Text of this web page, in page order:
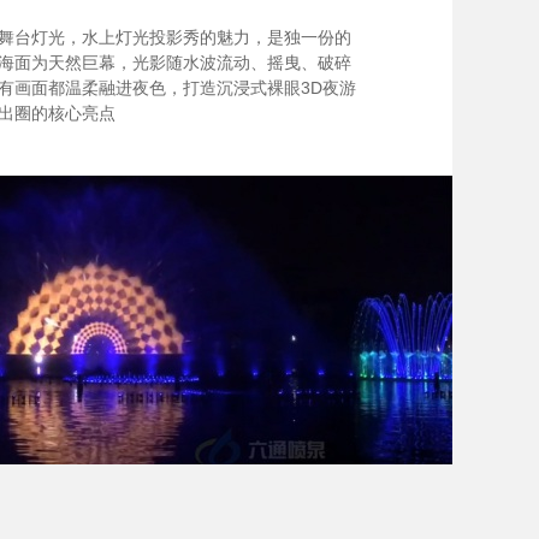
台灯光，水上灯光投影秀的魅力，是独一份的
面为天然巨幕，光影随水波流动、摇曳、破碎
画面都温柔融进夜色，打造沉浸式裸眼3D夜游
圈的核心亮点